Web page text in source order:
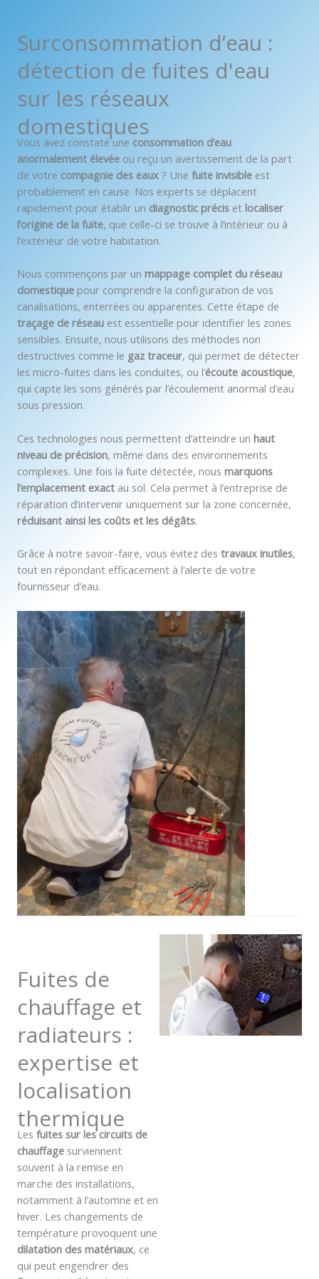
Surconsommation d’eau :
détection de fuites d'eau
sur les réseaux
domestiques
Vous avez constaté une consommation d’eau
anormalement élevée ou reçu un avertissement de la part
de votre compagnie des eaux ? Une fuite invisible est
probablement en cause. Nos experts se déplacent
rapidement pour établir un diagnostic précis et localiser
l’origine de la fuite, que celle-ci se trouve à l’intérieur ou à
l’extérieur de votre habitation.
Nous commençons par un mappage complet du réseau
domestique pour comprendre la configuration de vos
canalisations, enterrées ou apparentes. Cette étape de
traçage de réseau est essentielle pour identifier les zones
sensibles. Ensuite, nous utilisons des méthodes non
destructives comme le gaz traceur, qui permet de détecter
les micro-fuites dans les conduites, ou l’écoute acoustique,
qui capte les sons générés par l’écoulement anormal d’eau
sous pression.
Ces technologies nous permettent d’atteindre un haut
niveau de précision, même dans des environnements
complexes. Une fois la fuite détectée, nous marquons
l’emplacement exact au sol. Cela permet à l’entreprise de
réparation d’intervenir uniquement sur la zone concernée,
réduisant ainsi les coûts et les dégâts.
Grâce à notre savoir-faire, vous évitez des travaux inutiles,
tout en répondant efficacement à l’alerte de votre
fournisseur d’eau.
Fuites de
chauffage et
radiateurs :
expertise et
localisation
thermique
Les fuites sur les circuits de
chauffage surviennent
souvent à la remise en
marche des installations,
notamment à l’automne et en
hiver. Les changements de
température provoquent une
dilatation des matériaux, ce
qui peut engendrer des